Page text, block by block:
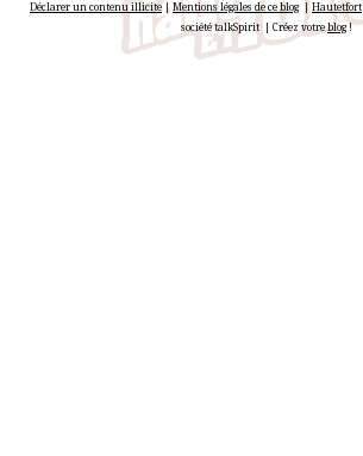
Déclarer un contenu illicite|Mentions légales de ce blog| Hautetfort
société talkSpirit | Créez votreblog!